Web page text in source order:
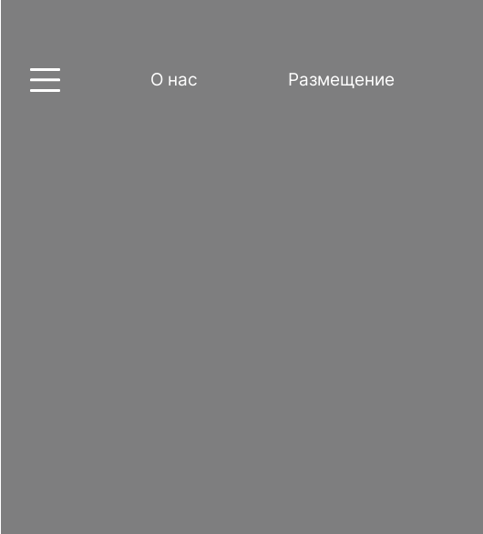
О нас Размещение